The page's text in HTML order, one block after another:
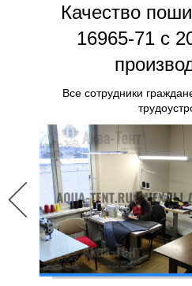
Качество
16965-71 с
Все сотрудники